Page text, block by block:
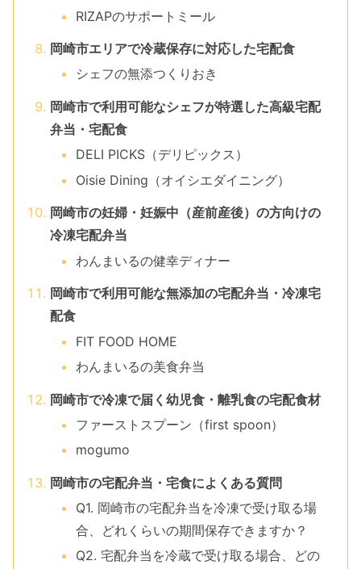
RIZAPのサポートミール
岡崎市エリアで冷蔵保存に対応した宅配食
シェフの無添つくりおき
岡崎市で利用可能なシェフが特選した高級宅配
弁当・宅配食
DELI PICKS（デリピックス）
Oisie Dining（オイシエダイニング）
岡崎市の妊婦・妊娠中（産前産後）の方向けの
冷凍宅配弁当
わんまいるの健幸ディナー
岡崎市で利用可能な無添加の宅配弁当・冷凍宅
配食
FIT FOOD HOME
わんまいるの美食弁当
岡崎市で冷凍で届く幼児食・離乳食の宅配食材
ファーストスプーン（first spoon）
mogumo
岡崎市の宅配弁当・宅食によくある質問
Q1. 岡崎市の宅配弁当を冷凍で受け取る場
合、どれくらいの期間保存できますか？
Q2. 宅配弁当を冷蔵で受け取る場合、どの